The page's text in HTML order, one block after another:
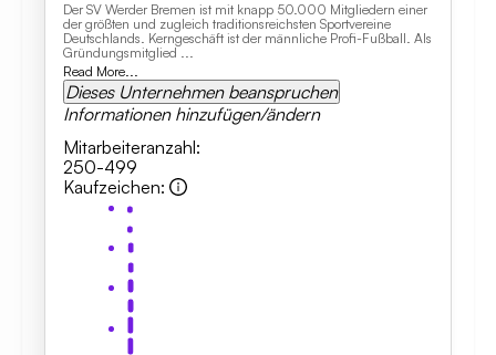
Der SV Werder Bremen ist mit knapp 50.000 Mitgliedern einer
der größten und zugleich traditionsreichsten Sportvereine
Deutschlands. Kerngeschäft ist der männliche Profi-Fußball. Als
Gründungsmitglied ...
Read More...
Dieses Unternehmen beanspruchen
Informationen hinzufügen/ändern
Mitarbeiteranzahl:
250-499
Kaufzeichen: